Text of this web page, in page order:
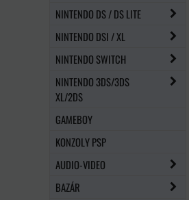
NINTENDO DS / DS LITE
NINTENDO DSI / XL
NINTENDO SWITCH
NINTENDO 3DS/3DS
XL/2DS
GAMEBOY
KONZOLY PSP
AUDIO-VIDEO
BAZÁR